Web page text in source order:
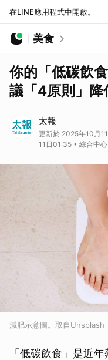
在LINE應用程式中開啟。
美食
你的「低碳飲
議「4原則」降
太報
更新於 2025年10月
11日01:35 • 綜合中心
減肥示意圖。取自Unsplash
「低碳飲食」是近